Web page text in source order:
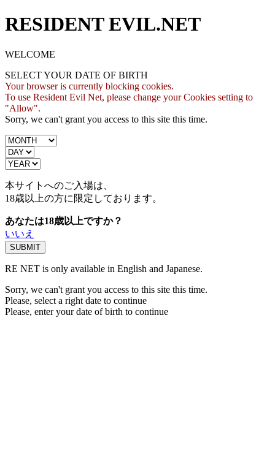
RESIDENT EVIL.NET
WELCOME
SELECT YOUR DATE OF BIRTH
Your browser is currently blocking cookies.
To use Resident Evil Net, please change your Cookies setting to
"Allow".
Sorry, we can't grant you access to this site this time.
本サイトへのご入場は、
18歳以上の方に限定しております。
あなたは18歳以上ですか？
いいえ
RE NET is only available in English and Japanese.
Sorry, we can't grant you access to this site this time.
Please, select a right date to continue
Please, enter your date of birth to continue